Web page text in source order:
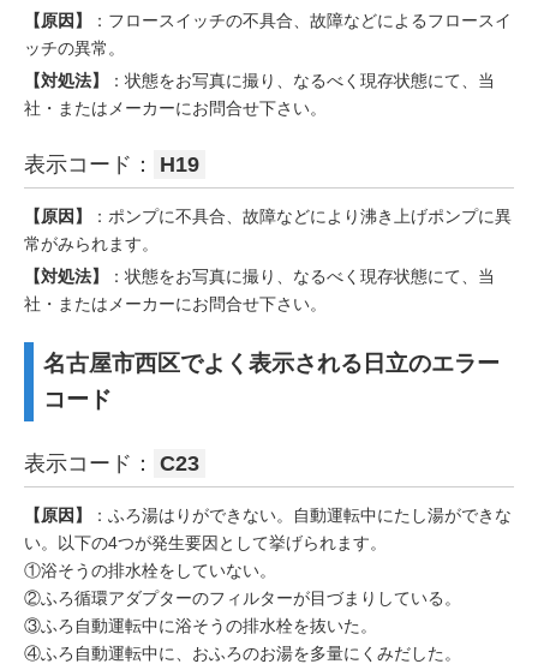
【原因】
：フロースイッチの不具合、故障などによるフロースイ
ッチの異常。
【対処法】
：状態をお写真に撮り、なるべく現存状態にて、当
社・またはメーカーにお問合せ下さい。
表示コード： H19
【原因】
：ポンプに不具合、故障などにより沸き上げポンプに異
常がみられます。
【対処法】
：状態をお写真に撮り、なるべく現存状態にて、当
社・またはメーカーにお問合せ下さい。
名古屋市西区でよく表示される日立のエラー
コード
表示コード： C23
【原因】
：ふろ湯はりができない。自動運転中にたし湯ができな
い。以下の4つが発生要因として挙げられます。
①浴そうの排水栓をしていない。
②ふろ循環アダプターのフィルターが目づまりしている。
③ふろ自動運転中に浴そうの排水栓を抜いた。
④ふろ自動運転中に、おふろのお湯を多量にくみだした。